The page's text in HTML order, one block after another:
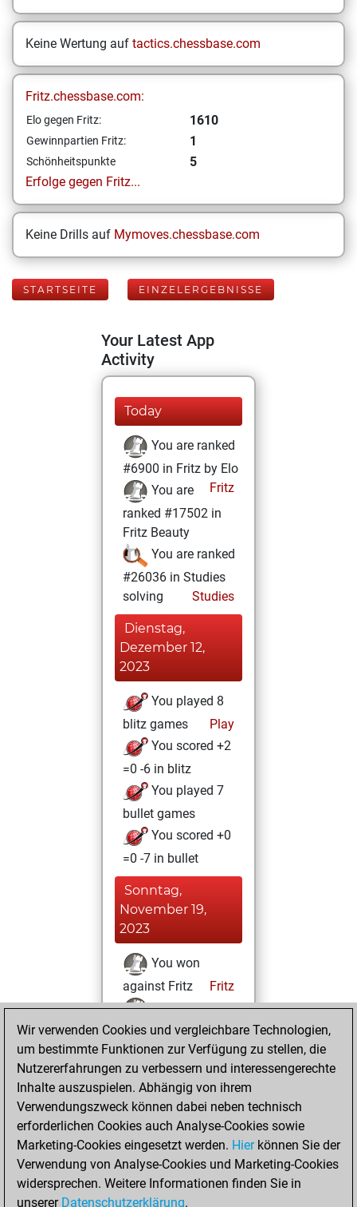
Keine Wertung auf tactics.chessbase.com
Fritz.chessbase.com:
Elo gegen Fritz: 1610
Gewinnpartien Fritz: 1
Schönheitspunkte
5
Erfolge gegen Fritz...
Keine Drills auf Mymoves.chessbase.com
STARTSEITE EINZELERGEBNISSE
Your Latest App
Activity
Today
You are ranked
#6900 in Fritz by Elo
Fritz
You are
ranked #17502 in
Fritz Beauty
You are ranked
#26036 in Studies
solving
Studies
Dienstag,
Dezember 12,
2023
You played 8
blitz games
Play
You scored +2
=0 -6 in blitz
You played 7
bullet games
You scored +0
=0 -7 in bullet
Sonntag,
November 19,
2023
You won
against Fritz
Fritz
You achieved a
BeautyScore of 5
You achieved a
new Elo of 1610
You created
your Studies account
Studies
Montag,
Dezember 7, 2020
Wir verwenden Cookies und vergleichbare Technologien,
um bestimmte Funktionen zur Verfügung zu stellen, die
Nutzererfahrungen zu verbessern und interessengerechte
Inhalte auszuspielen. Abhängig von ihrem
Verwendungszweck können dabei neben technisch
erforderlichen Cookies auch Analyse-Cookies sowie
Marketing-Cookies eingesetzt werden. Hierkönnen Sie der
Verwendung von Analyse-Cookies und Marketing-Cookies
widersprechen. Weitere Informationen finden Sie in
unserer Datenschutzerklärung.